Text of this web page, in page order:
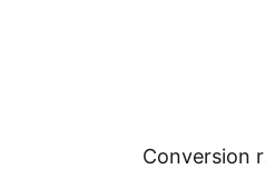
Conversion